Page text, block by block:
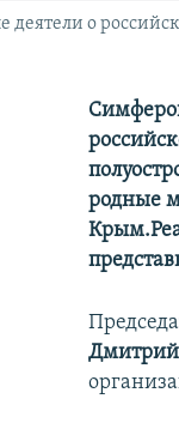
деятели о
родные